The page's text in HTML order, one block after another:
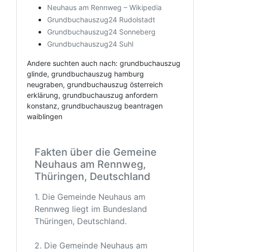
Neuhaus am Rennweg – Wikipedia
Grundbuchauszug24 Rudolstadt
Grundbuchauszug24 Sonneberg
Grundbuchauszug24 Suhl
Andere suchten auch nach: grundbuchauszug
glinde, grundbuchauszug hamburg
neugraben, grundbuchauszug österreich
erklärung, grundbuchauszug anfordern
konstanz, grundbuchauszug beantragen
waiblingen
Fakten über die Gemeine
Neuhaus am Rennweg,
Thüringen, Deutschland
1. Die Gemeinde Neuhaus am
Rennweg liegt im Bundesland
Thüringen, Deutschland.
2. Die Gemeinde Neuhaus am